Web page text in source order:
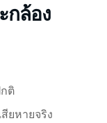
กล้อง
ติ
ยหายจริง